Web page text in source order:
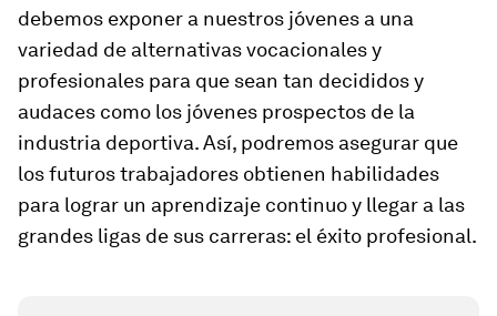
debemos exponer a nuestros jóvenes a una
variedad de alternativas vocacionales y
profesionales para que sean tan decididos y
audaces como los jóvenes prospectos de la
industria deportiva. Así, podremos asegurar que
los futuros trabajadores obtienen habilidades
para lograr un aprendizaje continuo y llegar a las
grandes ligas de sus carreras: el éxito profesional.